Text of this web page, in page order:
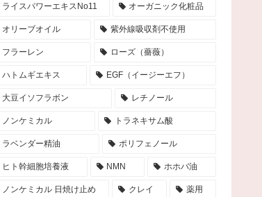
ライスパワーエキスNo11 オーガニック化粧品
オリーブオイル 紫外線吸収剤不使用
フラーレン ローズ（薔薇）
ハトムギエキス EGF（イージーエフ）
大豆イソフラボン レチノール
ノンケミカル トラネキサム酸
ラベンダー精油 ポリフェノール
ヒト幹細胞培養液 NMN ホホバ油
ノンケミカル 日焼け止め クレイ 薬用